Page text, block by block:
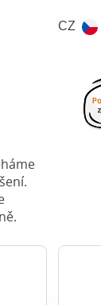
CZ